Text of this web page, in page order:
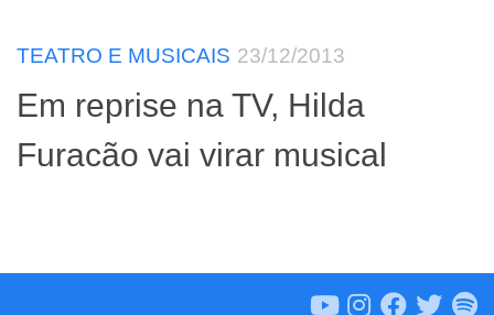
TEATRO E MUSICAIS 23/12/2013
Em reprise na TV, Hilda
Furacão vai virar musical